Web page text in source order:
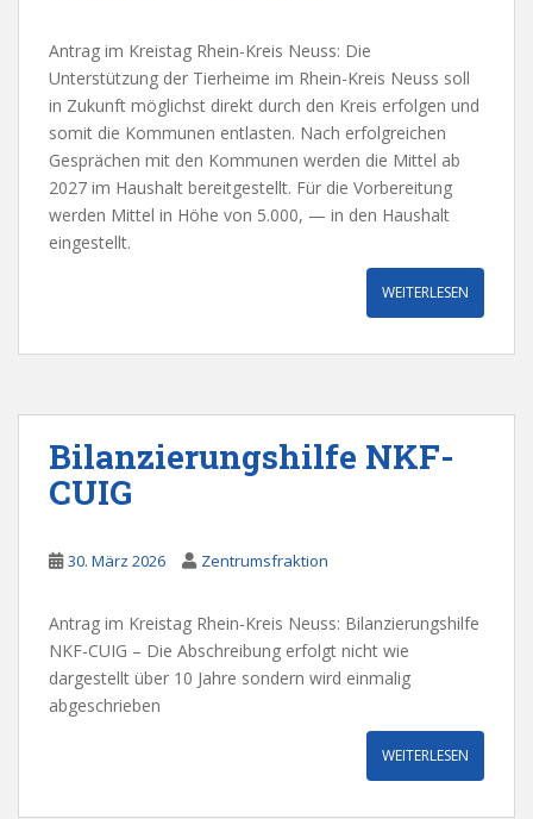
Antrag im Kreistag Rhein-Kreis Neuss: Die
Unterstützung der Tierheime im Rhein-Kreis Neuss soll
in Zukunft möglichst direkt durch den Kreis erfolgen und
somit die Kommunen entlasten. Nach erfolgreichen
Gesprächen mit den Kommunen werden die Mittel ab
2027 im Haushalt bereitgestellt. Für die Vorbereitung
werden Mittel in Höhe von 5.000, — in den Haushalt
eingestellt.
WEITERLESEN
Bilanzierungshilfe NKF-
CUIG
30. März 2026 Zentrumsfraktion
Antrag im Kreistag Rhein-Kreis Neuss: Bilanzierungshilfe
NKF-CUIG – Die Abschreibung erfolgt nicht wie
dargestellt über 10 Jahre sondern wird einmalig
abgeschrieben
WEITERLESEN